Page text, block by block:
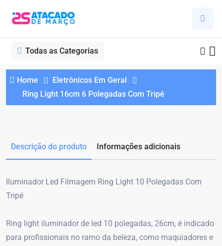
Todas as Categorias
Home
Eletrônicos Em Geral
Ring Light 16cm 6 Polegadas Com Tripé
Descrição do produto Informações adicionais
Iluminador Led Filmagem Ring Light 10 Polegadas Com
Tripé
Ring light iluminador de led 10 polegadas, 26cm, é indicado
para profissionais no ramo da beleza, como maquiadores e